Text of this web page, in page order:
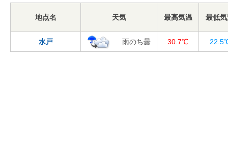
地点名 天気 最高気温 最低
水戸 雨のち曇 30.7℃